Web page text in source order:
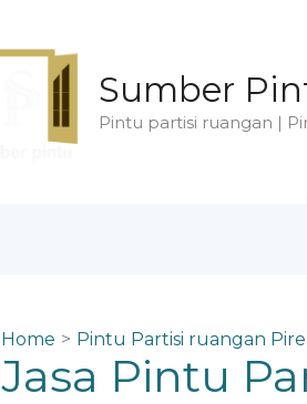
Sumber
Pintu partisi ruangan |
Home Pintu Partisi ruangan
Jasa Pintu